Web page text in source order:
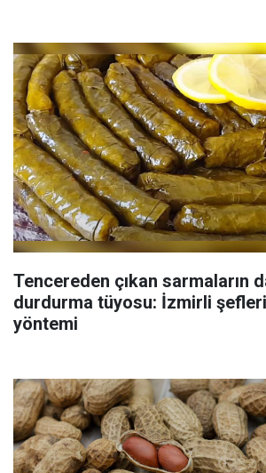
Tencereden çıkan sarmaların
durdurma tüyosu: İzmirli
yöntemi